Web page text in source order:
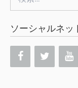
索:
ソーシャルネッ